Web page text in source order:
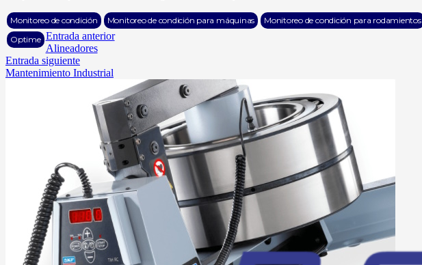
Monitoreo de condición Monitoreo de condición para máquinas Monitoreo de condición para rodamientos
Optime Entrada anterior
Alineadores
Entrada siguiente
Mantenimiento Industrial